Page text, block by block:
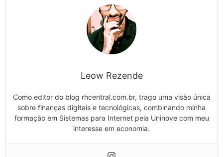
Leow Rezende
Como editor do blog rhcentral.com.br, trago uma visão única
sobre finanças digitais e tecnológicas, combinando minha
formação em Sistemas para Internet pela Uninove com meu
interesse em economia.